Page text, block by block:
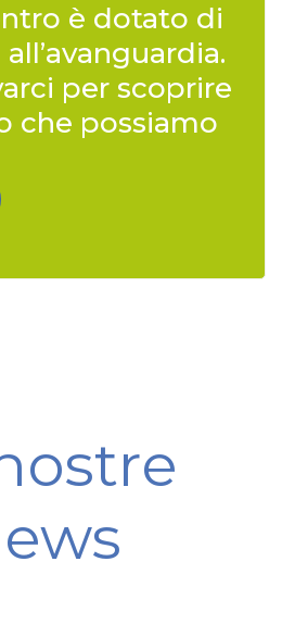
è dotato di
per scoprire
che possiamo